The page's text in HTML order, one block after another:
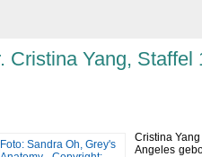
Cristina Yang, Staffel
Cristina
Angeles